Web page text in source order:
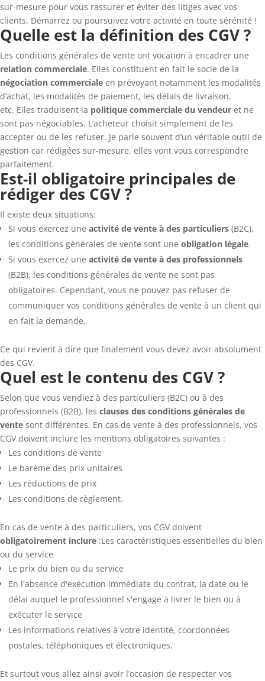
sur-mesure pour vous rassurer et éviter des litiges avec vos
clients. Démarrez ou poursuivez votre activité en toute sérénité !
Quelle est la définition des CGV ?
Les conditions générales de vente ont vocation à encadrer une
relation commerciale. Elles constituent en fait le socle de la
négociation commerciale en prévoyant notamment les modalités
d’achat, les modalités de paiement, les délais de livraison,
etc. Elles traduisent la politique commerciale du vendeur et ne
sont pas négociables. L’acheteur choisit simplement de les
accepter ou de les refuser. Je parle souvent d’un véritable outil de
gestion car rédigées sur-mesure, elles vont vous correspondre
parfaitement.
Est-il obligatoire principales de
rédiger des CGV ?
Il existe deux situations:
Si vous exercez une activité de vente à des particuliers (B2C),
les conditions générales de vente sont une obligation légale.
Si vous exercez une activité de vente à des professionnels
(B2B), les conditions générales de vente ne sont pas
obligatoires. Cependant, vous ne pouvez pas refuser de
communiquer vos conditions générales de vente à un client qui
en fait la demande.
Ce qui revient à dire que finalement vous devez avoir absolument
des CGV.
Quel est le contenu des CGV ?
Selon que vous vendiez à des particuliers (B2C) ou à des
professionnels (B2B), les clauses des conditions générales de
vente sont différentes. En cas de vente à des professionnels, vos
CGV doivent inclure les mentions obligatoires suivantes :
Les conditions de vente
Le barème des prix unitaires
Les réductions de prix
Les conditions de règlement.
En cas de vente à des particuliers, vos CGV doivent
obligatoirement inclure :Les caractéristiques essentielles du bien
ou du service
Le prix du bien ou du service
En l'absence d'exécution immédiate du contrat, la date ou le
délai auquel le professionnel s'engage à livrer le bien ou à
exécuter le service
Les informations relatives à votre identité, coordonnées
postales, téléphoniques et électroniques.
Et surtout vous allez ainsi avoir l’occasion de respecter vos